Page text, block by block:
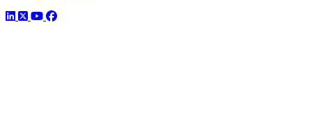
LinkedIn
TwitterYouTube
Facebook